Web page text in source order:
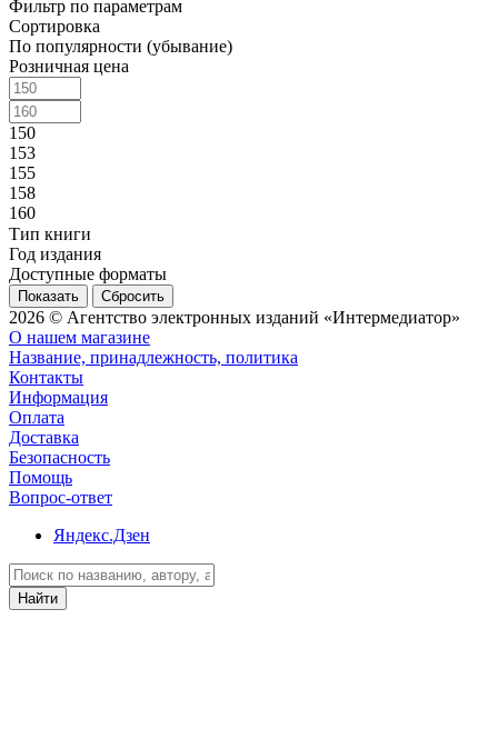
Фильтр по параметрам
Сортировка
По популярности (убывание)
Розничная цена
150
153
155
158
160
Тип книги
Год издания
Доступные форматы
Сбросить
2026 © Агентство электронных изданий «Интермедиатор»
О нашем магазине
Название, принадлежность, политика
Контакты
Информация
Оплата
Доставка
Безопасность
Помощь
Вопрос-ответ
Яндекс.Дзен
Найти